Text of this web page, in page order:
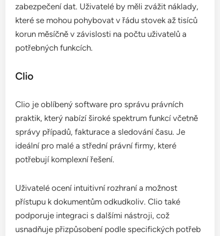
zabezpečení dat. Uživatelé by měli zvážit náklady,
které se mohou pohybovat v řádu stovek až tisíců
korun měsíčně v závislosti na počtu uživatelů a
potřebných funkcích.
Clio
Clio je oblíbený software pro správu právních
praktik, který nabízí široké spektrum funkcí včetně
správy případů, fakturace a sledování času. Je
ideální pro malé a střední právní firmy, které
potřebují komplexní řešení.
Uživatelé ocení intuitivní rozhraní a možnost
přístupu k dokumentům odkudkoliv. Clio také
podporuje integraci s dalšími nástroji, což
usnadňuje přizpůsobení podle specifických potřeb